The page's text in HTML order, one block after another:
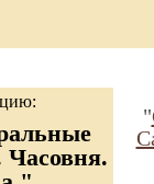
Часовня.
"